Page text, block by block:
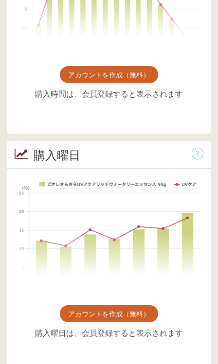
アカウントを作成（無料）
購入時間は、会員登録すると表示されます
購入曜日
アカウントを作成（無料）
購入曜日は、会員登録すると表示されます